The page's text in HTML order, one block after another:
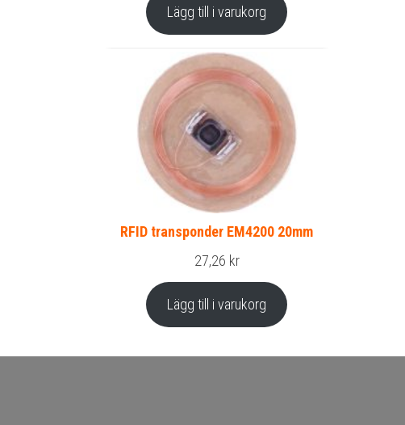
Lägg till i varukorg
RFID transponder EM4200 20mm
27,26 kr
Lägg till i varukorg